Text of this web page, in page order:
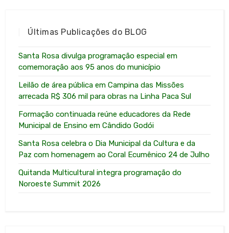
Últimas Publicações do BLOG
Santa Rosa divulga programação especial em
comemoração aos 95 anos do município
Leilão de área pública em Campina das Missões
arrecada R$ 306 mil para obras na Linha Paca Sul
Formação continuada reúne educadores da Rede
Municipal de Ensino em Cândido Godói
Santa Rosa celebra o Dia Municipal da Cultura e da
Paz com homenagem ao Coral Ecumênico 24 de Julho
Quitanda Multicultural integra programação do
Noroeste Summit 2026